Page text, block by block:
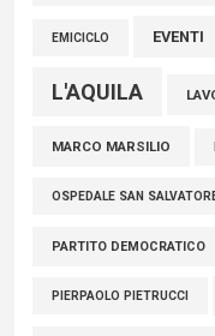
EMICICLO EVENTI
L'AQUILA
MARCO MARSILIO
OSPEDALE SAN
PARTITO DEMOCRATICO
PIERPAOLO PIETRUCCI